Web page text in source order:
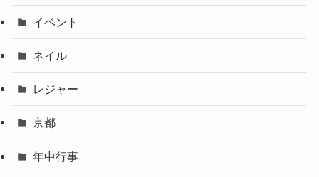
イベント
ネイル
レジャー
京都
年中行事